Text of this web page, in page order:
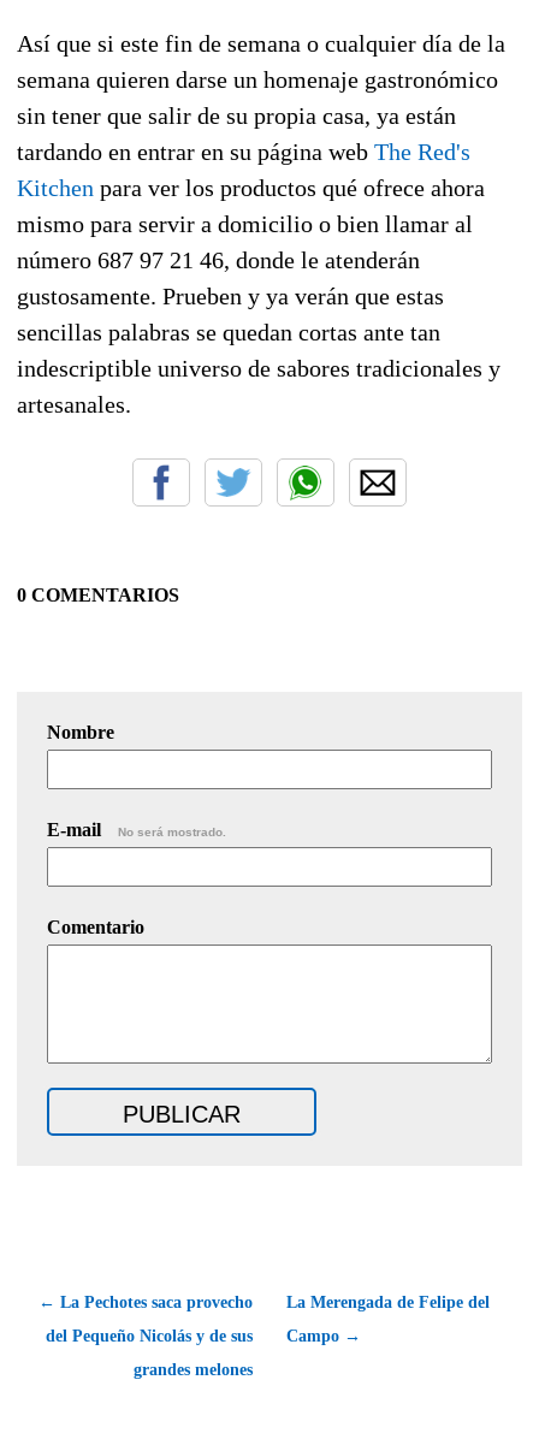
Así que si este fin de semana o cualquier día de la
semana quieren darse un homenaje gastronómico
sin tener que salir de su propia casa, ya están
tardando en entrar en su página web The Red's
Kitchen para ver los productos qué ofrece ahora
mismo para servir a domicilio o bien llamar al
número 687 97 21 46, donde le atenderán
gustosamente. Prueben y ya verán que estas
sencillas palabras se quedan cortas ante tan
indescriptible universo de sabores tradicionales y
artesanales.
0 COMENTARIOS
Nombre
E-mail No será mostrado.
Comentario
← La Pechotes saca provecho
del Pequeño Nicolás y de sus
grandes melones
La Merengada de Felipe del
Campo →